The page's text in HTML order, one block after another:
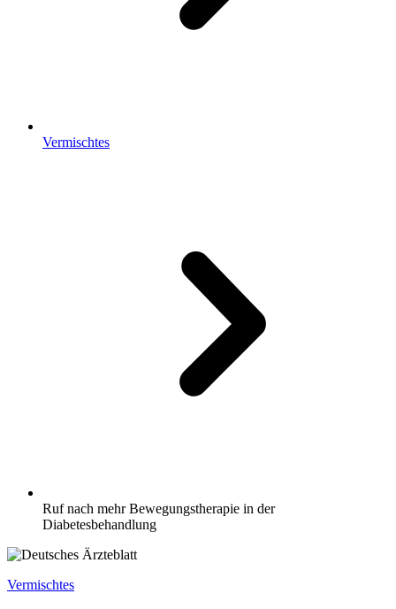
Vermischtes
Ruf nach mehr Bewegungstherapie in der
Diabetesbehandlung
Vermischtes